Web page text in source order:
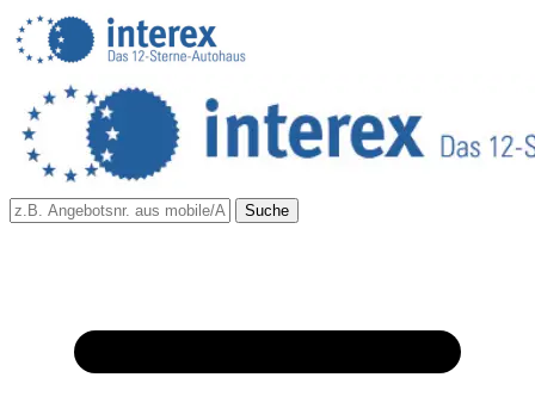
Suche